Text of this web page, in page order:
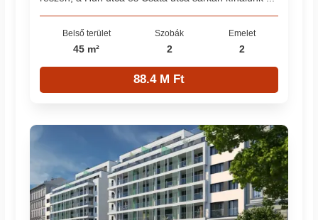
Belső terület
45 m²
Szobák
2
Emelet
2
88.4 M Ft